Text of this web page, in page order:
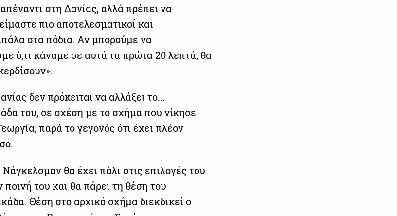
στη Δανίας, αλλά πρέπει να
πιο αποτελεσματικοί και
στα πόδια. Αν μπορούμε να
ό,τι κάναμε σε αυτά τα πρώτα 20 λεπτά, θα
δεν πρόκειται να αλλάξει το...
του, σε σχέση με το σχήμα που νίκησε
παρά το γεγονός ότι έχει πλέον
θα έχει πάλι στις επιλογές του
ποινή του και θα πάρει τη θέση του
Θέση στο αρχικό σχήμα διεκδικεί ο